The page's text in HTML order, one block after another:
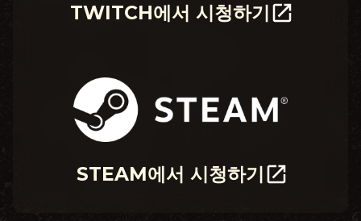
TWITCH에서 시청하기
STEAM에서 시청하기